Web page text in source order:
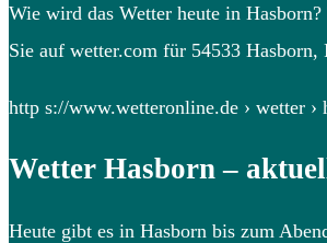
Wie wird das Wetter heute in
Sie auf wetter.com für 54533
http s://www.wetteronline.de › wetter ›
Wetter Hasborn –
Heute gibt es in Hasborn bis zum